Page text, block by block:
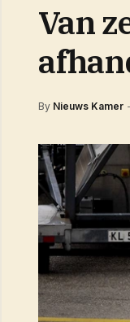
Van
By Nieuws Kamer